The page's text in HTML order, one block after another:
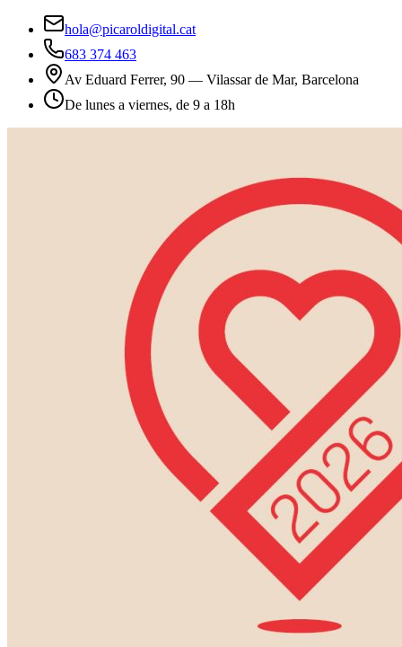
hola@picaroldigital.cat
683 374 463
Av Eduard Ferrer, 90 — Vilassar de Mar, Barcelona
De lunes a viernes, de 9 a 18h